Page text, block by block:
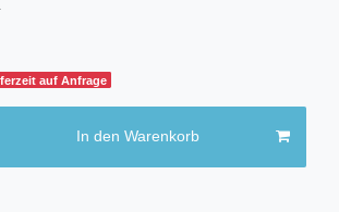
auf Anfrage
In den Warenkorb